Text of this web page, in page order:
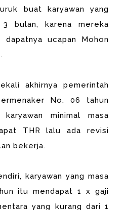
buat karyawan yang
bulan, karena mereka
dapatnya ucapan Mohon
akhirnya pemerintah
No. 06 tahun
minimal masa
THR lalu ada revisi
bekerja.
karyawan yang masa
itu mendapat 1 x gaji
yang kurang dari 1